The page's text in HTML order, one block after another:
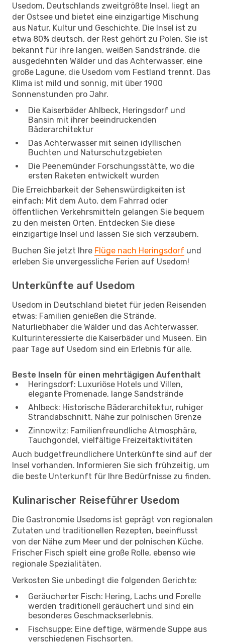
Usedom, Deutschlands zweitgrößte Insel, liegt an
der Ostsee und bietet eine einzigartige Mischung
aus Natur, Kultur und Geschichte. Die Insel ist zu
etwa 80% deutsch, der Rest gehört zu Polen. Sie ist
bekannt für ihre langen, weißen Sandstrände, die
ausgedehnten Wälder und das Achterwasser, eine
große Lagune, die Usedom vom Festland trennt. Das
Klima ist mild und sonnig, mit über 1900
Sonnenstunden pro Jahr.
Die Kaiserbäder Ahlbeck, Heringsdorf und
Bansin mit ihrer beeindruckenden
Bäderarchitektur
Das Achterwasser mit seinen idyllischen
Buchten und Naturschutzgebieten
Die Peenemünder Forschungsstätte, wo die
ersten Raketen entwickelt wurden
Die Erreichbarkeit der Sehenswürdigkeiten ist
einfach: Mit dem Auto, dem Fahrrad oder
öffentlichen Verkehrsmitteln gelangen Sie bequem
zu den meisten Orten. Entdecken Sie diese
einzigartige Insel und lassen Sie sich verzaubern.
Buchen Sie jetzt Ihre Flüge nach Heringsdorf und
erleben Sie unvergessliche Ferien auf Usedom!
Unterkünfte auf Usedom
Usedom in Deutschland bietet für jeden Reisenden
etwas: Familien genießen die Strände,
Naturliebhaber die Wälder und das Achterwasser,
Kulturinteressierte die Kaiserbäder und Museen. Ein
paar Tage auf Usedom sind ein Erlebnis für alle.
Beste Inseln für einen mehrtägigen Aufenthalt
Heringsdorf: Luxuriöse Hotels und Villen,
elegante Promenade, lange Sandstrände
Ahlbeck: Historische Bäderarchitektur, ruhiger
Strandabschnitt, Nähe zur polnischen Grenze
Zinnowitz: Familienfreundliche Atmosphäre,
Tauchgondel, vielfältige Freizeitaktivitäten
Auch budgetfreundlichere Unterkünfte sind auf der
Insel vorhanden. Informieren Sie sich frühzeitig, um
die beste Unterkunft für Ihre Bedürfnisse zu finden.
Kulinarischer Reiseführer Usedom
Die Gastronomie Usedoms ist geprägt von regionalen
Zutaten und traditionellen Rezepten, beeinflusst
von der Nähe zum Meer und der polnischen Küche.
Frischer Fisch spielt eine große Rolle, ebenso wie
regionale Spezialitäten.
Verkosten Sie unbedingt die folgenden Gerichte:
Geräucherter Fisch: Hering, Lachs und Forelle
werden traditionell geräuchert und sind ein
besonderes Geschmackserlebnis.
Fischsuppe: Eine deftige, wärmende Suppe aus
verschiedenen Fischsorten.